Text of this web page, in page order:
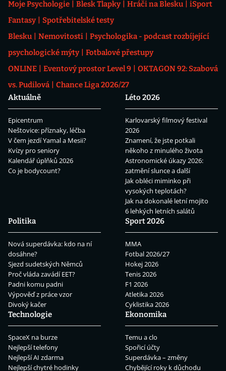
Moje Psychologie Blesk Tlapky Hráči na Blesku
iSport
Fantasy
Spotřebitelské testy
Blesku
Nemovitosti
Psychologika - podcast rozbíjející
psychologické mýty
Fotbalové přestupy
ONLINE
Eventový prostor Level 9
OKTAGON 92: Szabová
vs. Pudilová
Chance Liga 2026/27
Aktuálně
Epicentrum
Neštovice: příznaky, léčba
V čem jezdí Yamal a Mesii?
Kvízy pro seniory
Kalendář úplňků 2026
Co je bodycount?
Léto 2026
Karlovarský filmový festival
2026
Znamení, že jste potkali
někoho z minulého života
Astronomické úkazy 2026:
zatmění slunce a další
Jak obléci miminko při
vysokých teplotách?
Jak na dokonalé letní mojito
6 lehkých letních salátů
Politika
Nová superdávka: kdo na ní
dosáhne?
Sjezd sudetských Němců
Proč vláda zavádí EET?
Padni komu padni
Výpověď z práce vzor
Divoký kačer
Sport 2026
MMA
Fotbal 2026/27
Hokej 2026
Tenis 2026
F1 2026
Atletika 2026
Cyklistika 2026
Technologie
SpaceX na burze
Nejlepší telefony
Nejlepší AI zdarma
Nejlepší chytré hodinky
Ekonomika
Temu a clo
Spořicí účty
Superdávka – změny
Chybějící roky k důchodu